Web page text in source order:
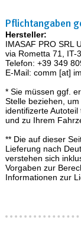
Pflichtangaben
Hersteller:
IMASAF PRO SRL
via Rometta 71, IT-
Telefon: +39 349
E-Mail: comm [at]
* Sie müssen ggf.
Stelle beziehen,
identifizerte
und zu Ihrem
** Die auf dieser
Lieferung nach
verstehen sich
Vorgaben zur
Informationen zur